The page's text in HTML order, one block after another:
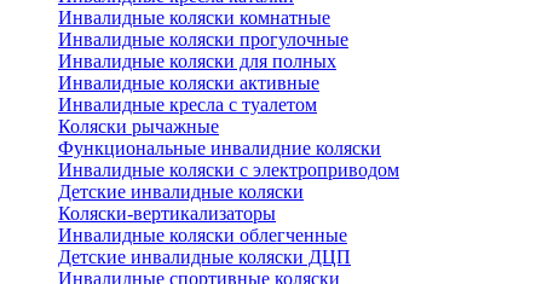
Инвалидные коляски комнатные
Инвалидные коляски прогулочные
Инвалидные коляски для полных
Инвалидные коляски активные
Инвалидные кресла с туалетом
Коляски рычажные
Функциональные инвалидние коляски
Инвалидные коляски с электроприводом
Детские инвалидные коляски
Коляски-вертикализаторы
Инвалидные коляски облегченные
Детские инвалидные коляски ДЦП
Инвалидные спортивные коляски